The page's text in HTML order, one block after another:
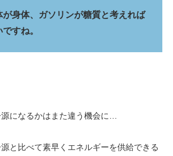
身体、ガソリンが糖質と考えれば
すね。
になるかはまた違う機会に…
と比べて素早くエネルギーを供給できる